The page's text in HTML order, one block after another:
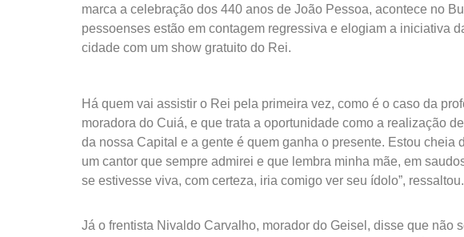
marca a celebração dos 440 anos de João Pessoa, acontece no
pessoenses estão em contagem regressiva e elogiam a iniciativa
cidade com um show gratuito do Rei.
Há quem vai assistir o Rei pela primeira vez, como é o caso da
moradora do Cuiá, e que trata a oportunidade como a realização
da nossa Capital e a gente é quem ganha o presente. Estou cheia
um cantor que sempre admirei e que lembra minha mãe, em
se estivesse viva, com certeza, iria comigo ver seu ídolo”, ressaltou.
Já o frentista Nivaldo Carvalho, morador do Geisel, disse que não